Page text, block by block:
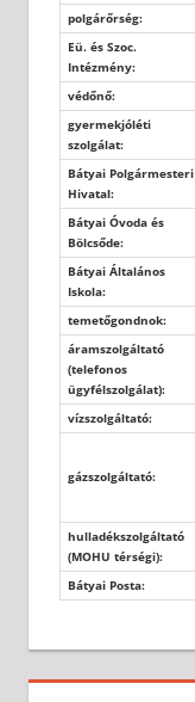
polgárőrség:
Eü. és Szoc.
Intézmény:
védőnő:
gyermekjóléti
szolgálat:
Bátyai Polgármesteri
Hivatal:
Bátyai Óvoda és
Bölcsőde:
Bátyai Általános
Iskola:
temetőgondnok:
áramszolgáltató
(telefonos
ügyfélszolgálat):
vízszolgáltató:
gázszolgáltató:
hulladékszolgáltató
(MOHU térségi):
Bátyai Posta: